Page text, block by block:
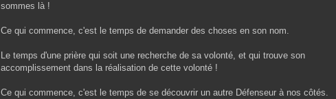
sommes là !
Ce qui commence, c'est le temps de demander des choses en son nom.
Le temps d'une prière qui soit une recherche de sa volonté, et qui trouve son
accomplissement dans la réalisation de cette volonté !
Ce qui commence, c'est le temps de se découvrir un autre Défenseur à nos côtés.